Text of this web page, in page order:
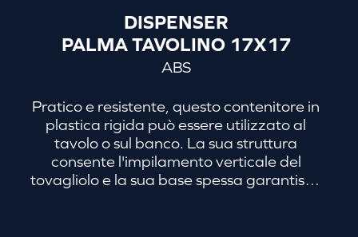
DISPENSER
PALMA TAVOLINO 17X17
ABS
Pratico e resistente, questo contenitore in
plastica rigida può essere utilizzato al
tavolo o sul banco. La sua struttura
consente l'impilamento verticale del
tovagliolo e la sua base spessa garantisce